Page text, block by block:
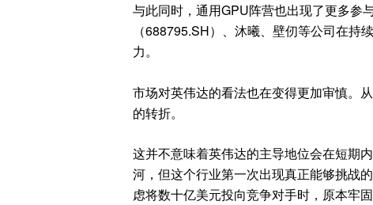
与此同时，通用GPU阵营也出现了更多参
（688795.SH）、沐曦、壁仞等公司在
力。
市场对英伟达的看法也在变得更加审慎。
的转折。
这并不意味着英伟达的主导地位会在短期
河，但这个行业第一次出现真正能够挑战
虑将数十亿美元投向竞争对手时，原本牢